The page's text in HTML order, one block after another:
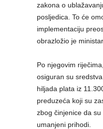
zakona o
posljedica. To će
implementaciju
obrazložio je
Po njegovim
osiguran su
hiljada plata iz
preduzeća koji su
zbog činjenice da
umanjeni prihodi.